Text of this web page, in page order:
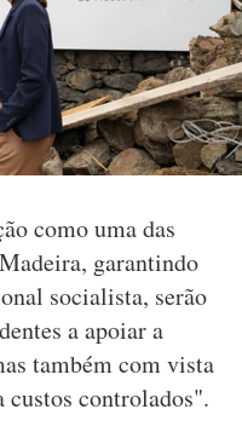
como uma das
garantindo
socialista, serão
a apoiar a
também com vista
custos controlados".